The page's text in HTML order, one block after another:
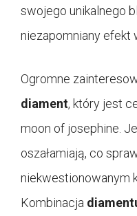
swojego unikalnego
niezapomniany efekt
Ogromne
diament, który jest
moon of josephine.
oszałamiają, co
niekwestionowanym
Kombinacja